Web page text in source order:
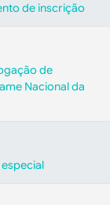
de inscrição
de
Nacional da